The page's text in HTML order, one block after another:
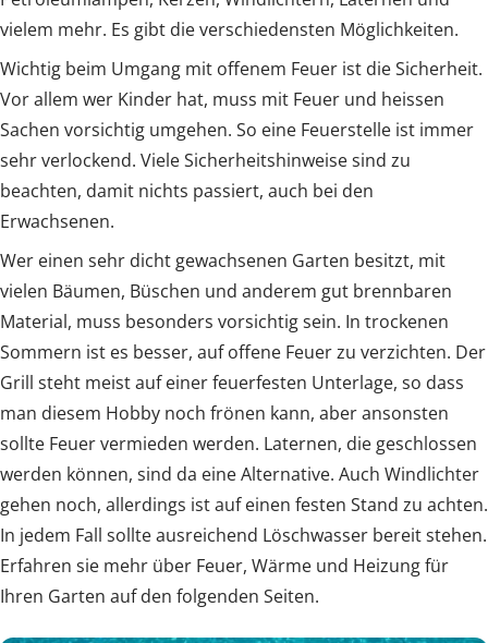
vielem mehr. Es gibt die verschiedensten Möglichkeiten.
Wichtig beim Umgang mit offenem Feuer ist die Sicherheit.
Vor allem wer Kinder hat, muss mit Feuer und heissen
Sachen vorsichtig umgehen. So eine Feuerstelle ist immer
sehr verlockend. Viele Sicherheitshinweise sind zu
beachten, damit nichts passiert, auch bei den
Erwachsenen.
Wer einen sehr dicht gewachsenen Garten besitzt, mit
vielen Bäumen, Büschen und anderem gut brennbaren
Material, muss besonders vorsichtig sein. In trockenen
Sommern ist es besser, auf offene Feuer zu verzichten. Der
Grill steht meist auf einer feuerfesten Unterlage, so dass
man diesem Hobby noch frönen kann, aber ansonsten
sollte Feuer vermieden werden. Laternen, die geschlossen
werden können, sind da eine Alternative. Auch Windlichter
gehen noch, allerdings ist auf einen festen Stand zu achten.
In jedem Fall sollte ausreichend Löschwasser bereit stehen.
Erfahren sie mehr über Feuer, Wärme und Heizung für
Ihren Garten auf den folgenden Seiten.